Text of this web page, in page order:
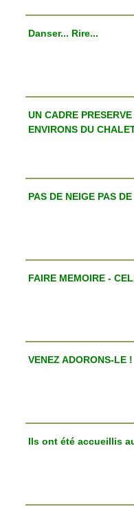
Danser... Rire...
UN CADRE
ENVIRONS DU
PAS DE NEIGE PAS
FAIRE MEMOIRE -
VENEZ ADORONS-LE !
Ils ont été accueillis